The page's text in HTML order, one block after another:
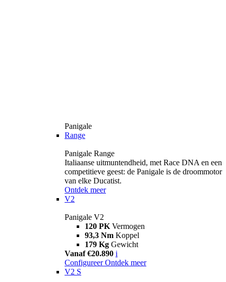
Panigale
Range
Panigale Range
Italiaanse uitmuntendheid, met Race DNA en een
competitieve geest: de Panigale is de droommotor
van elke Ducatist.
Ontdek meer
V2
Panigale V2
120 PK Vermogen
93,3 Nm Koppel
179 Kg Gewicht
Vanaf €20.890 i
Configureer Ontdek meer
V2 S